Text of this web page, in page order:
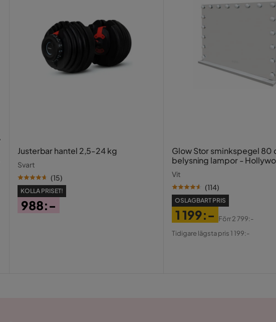
Justerbar hantel 2,5-24 kg
Svart
(15)
KOLLA PRISET!
988:-
Glow Stor sminkspegel 80
belysning lampor -
spegel med USB-charging
Vit
(114)
OSLAGBART PRIS
Pris
1 199:-
Original
Förr2 799:-
Tidigare lägsta pris 1 199:-